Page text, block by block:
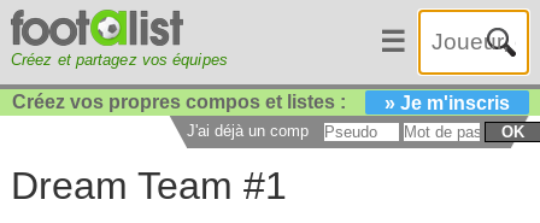
Créez et partagez vos équipes
☰
Créez vos propres compos et listes : » Je m'inscris
J'ai déjà un compte : OK
Dream Team #1